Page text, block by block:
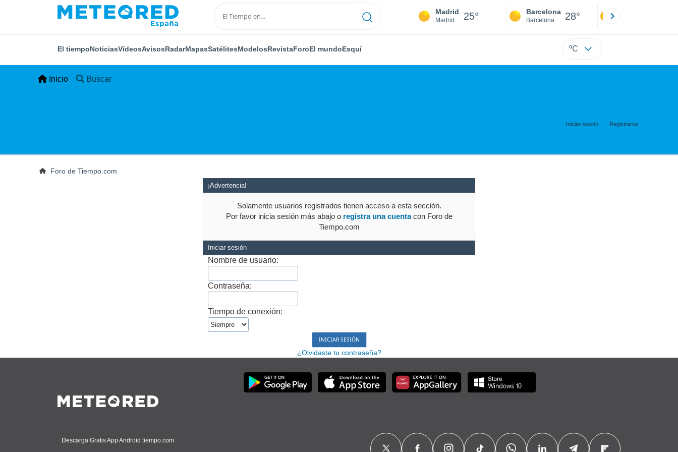
Madrid
Madrid 25° Barcelona
Barcelona 28°
El tiempoNoticiasVídeosAvisosRadarMapasSatélitesModelosRevistaForoEl mundoEsquí ºC
Inicio Buscar
Iniciar sesión Registrarse
Foro de Tiempo.com
¡Advertencia!
Solamente usuarios registrados tienen acceso a esta sección.
Por favor inicia sesión más abajo o registra una cuentacon Foro de
Tiempo.com
Iniciar sesión
Nombre de usuario:
Contraseña:
Tiempo de conexión:
¿Olvidaste tu contraseña?
Descarga Gratis App Android tiempo.com